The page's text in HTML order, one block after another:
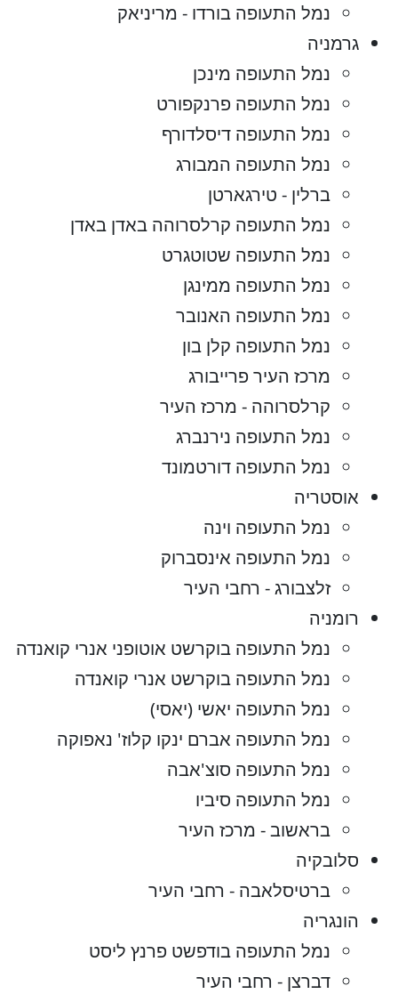
נמל התעופה בורדו - מריניאק
גרמניה
נמל התעופה מינכן
נמל התעופה פרנקפורט
נמל התעופה דיסלדורף
נמל התעופה המבורג
ברלין - טירגארטן
נמל התעופה קרלסרוהה באדן באדן
נמל התעופה שטוטגרט
נמל התעופה ממינגן
נמל התעופה האנובר
נמל התעופה קלן בון
מרכז העיר פרייבורג
קרלסרוהה - מרכז העיר
נמל התעופה נירנברג
נמל התעופה דורטמונד
אוסטריה
נמל התעופה וינה
נמל התעופה אינסברוק
זלצבורג - רחבי העיר
רומניה
נמל התעופה בוקרשט אוטופני אנרי קואנדה
נמל התעופה בוקרשט אנרי קואנדה
נמל התעופה יאשי (יאסי)
נמל התעופה אברם ינקו קלוז' נאפוקה
נמל התעופה סוצ'אבה
נמל התעופה סיביו
בראשוב - מרכז העיר
סלובקיה
ברטיסלאבה - רחבי העיר
הונגריה
נמל התעופה בודפשט פרנץ ליסט
דברצן - רחבי העיר